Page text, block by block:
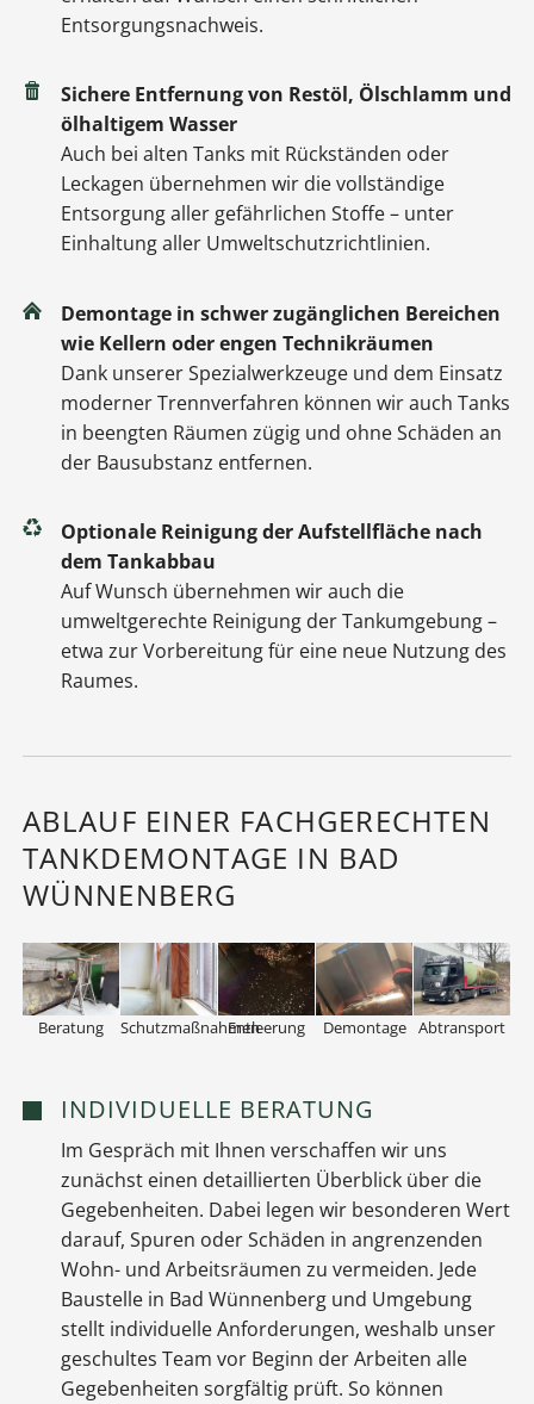
Entsorgungsnachweis.
Sichere Entfernung von Restöl, Ölschlamm und
ölhaltigem Wasser
Auch bei alten Tanks mit Rückständen oder
Leckagen übernehmen wir die vollständige
Entsorgung aller gefährlichen Stoffe – unter
Einhaltung aller Umweltschutzrichtlinien.
Demontage in schwer zugänglichen Bereichen
wie Kellern oder engen Technikräumen
Dank unserer Spezialwerkzeuge und dem Einsatz
moderner Trennverfahren können wir auch Tanks
in beengten Räumen zügig und ohne Schäden an
der Bausubstanz entfernen.
Optionale Reinigung der Aufstellfläche nach
dem Tankabbau
Auf Wunsch übernehmen wir auch die
umweltgerechte Reinigung der Tankumgebung –
etwa zur Vorbereitung für eine neue Nutzung des
Raumes.
ABLAUF EINER FACHGERECHTEN
TANKDEMONTAGE IN BAD
WÜNNENBERG
Beratung SchutzmaßnahmenEntleerung Demontage Abtransport
INDIVIDUELLE BERATUNG
Im Gespräch mit Ihnen verschaffen wir uns
zunächst einen detaillierten Überblick über die
Gegebenheiten. Dabei legen wir besonderen Wert
darauf, Spuren oder Schäden in angrenzenden
Wohn- und Arbeitsräumen zu vermeiden. Jede
Baustelle in Bad Wünnenberg und Umgebung
stellt individuelle Anforderungen, weshalb unser
geschultes Team vor Beginn der Arbeiten alle
Gegebenheiten sorgfältig prüft. So können